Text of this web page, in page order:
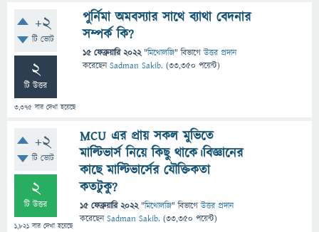
+2
টি ভোট
2
টি উত্তর
3,375 বার দেখা হয়েছে
পুর্নিমা অমবস্যার সাথে ব্যাথা বেদনার
সম্পর্ক কি?
15 ফেব্রুয়ারি 2022 "মিথোলজি" বিভাগে উত্তর প্রদান
করেছেনSadman Sakib. (33,350 পয়েন্ট)
+2
টি ভোট
2
টি উত্তর
1,821 বার দেখা হয়েছে
MCU এর প্রায় সকল মুভিতে
মাল্টিভার্স নিয়ে কিছু থাকে।বিজ্ঞানের
কাছে মাল্টিভার্সের যৌক্তিকতা
কতটুকু?
15 ফেব্রুয়ারি 2022 "মিথোলজি" বিভাগে উত্তর প্রদান
করেছেনSadman Sakib. (33,350 পয়েন্ট)